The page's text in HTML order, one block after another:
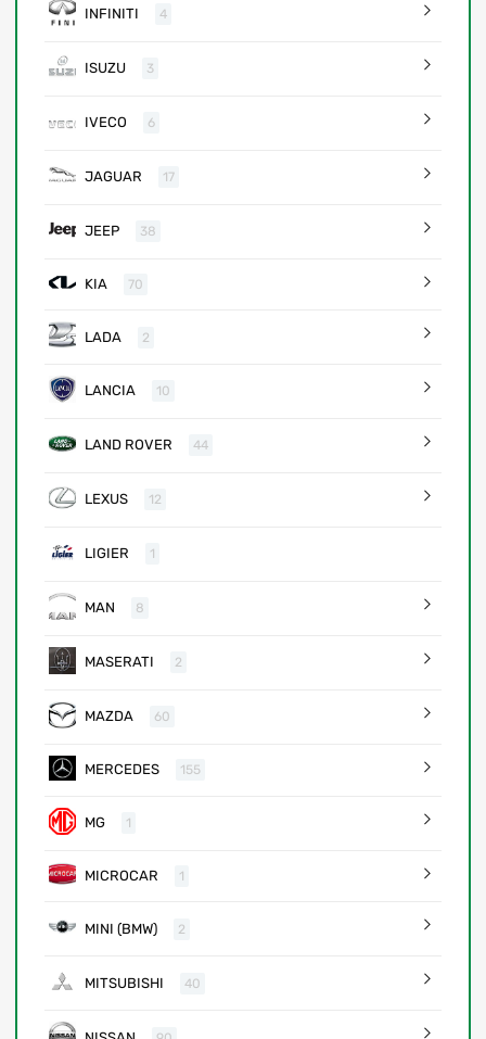
INFINITI 4
ISUZU 3
IVECO 6
JAGUAR 17
JEEP 38
KIA 70
LADA 2
LANCIA 10
LAND ROVER 44
LEXUS 12
LIGIER 1
MAN 8
MASERATI 2
MAZDA 60
MERCEDES 155
MG 1
MICROCAR 1
MINI (BMW) 2
MITSUBISHI 40